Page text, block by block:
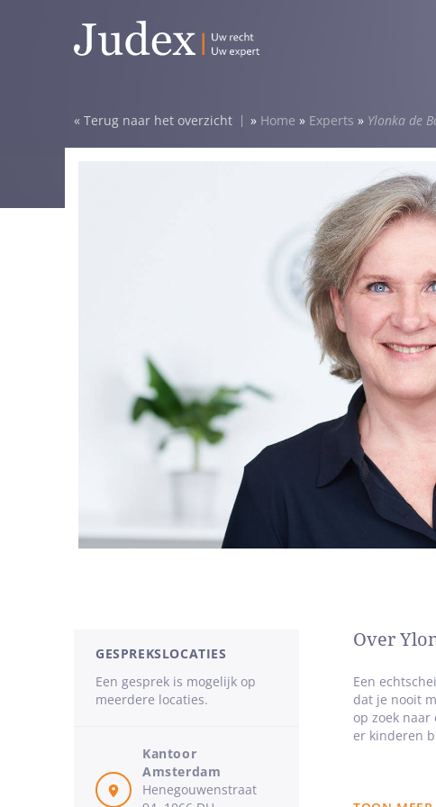
Terug naar het overzicht » Home » Experts » Ylonka de
Over
Een
dat je nooit
op zoek
er kinderen
eclectische
GESPREKSLOCATIES
Een gesprek is mogelijk op
meerdere locaties.
Kantoor
Amsterdam
Henegouwenstraat